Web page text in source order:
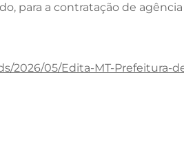
para a contratação de
2026/05/Edita-MT-Prefeitura-